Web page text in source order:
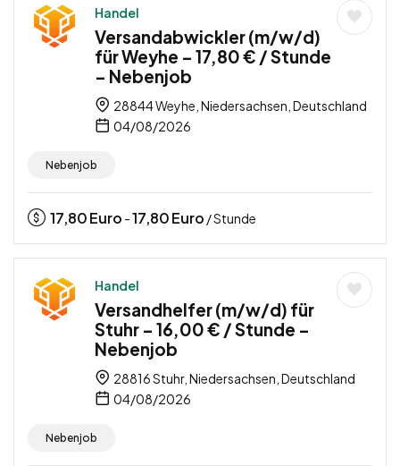
Handel
Versandabwickler (m/w/d)
für Weyhe – 17,80 € / Stunde
– Nebenjob
28844 Weyhe, Niedersachsen, Deutschland
04/08/2026
Nebenjob
17,80Euro -17,80Euro / Stunde
Handel
Versandhelfer (m/w/d) für
Stuhr – 16,00 € / Stunde –
Nebenjob
28816 Stuhr, Niedersachsen, Deutschland
04/08/2026
Nebenjob